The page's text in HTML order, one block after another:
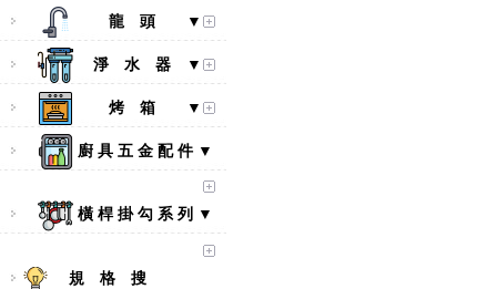
龍 頭 ▼
淨 水 器 ▼
烤 箱 ▼
廚 具 五 金 配 件 ▼
橫 桿 掛 勾 系 列 ▼
規 格 搜